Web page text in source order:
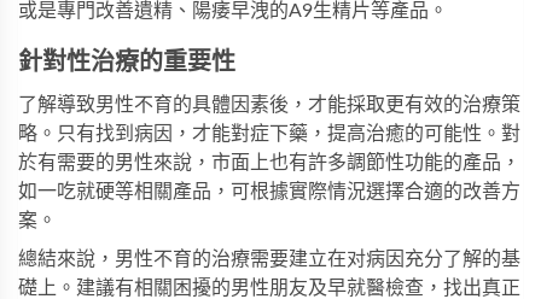
或是專門改善遺精、 陽痿早洩的A9生精片等產品。
針對性治療的重要性
了解導致男性不育的具體因素後，才能採取更有效的治療策
略。只有找到病因，才能對症下藥，提高治癒的可能性。對
於有需要的男性來說，市面上也有許多調節性功能的產品，
如一吃就硬等相關產品，可根據實際情況選擇合適的改善方
案。
總結來說，男性不育的治療需要建立在对病因充分了解的基
礎上。建議有相關困擾的男性朋友及早就醫檢查，找出真正